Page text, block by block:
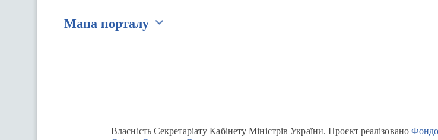
Мапа порталу
Власність Секретаріату Кабінету Міністрів України. Проєкт реалізовано